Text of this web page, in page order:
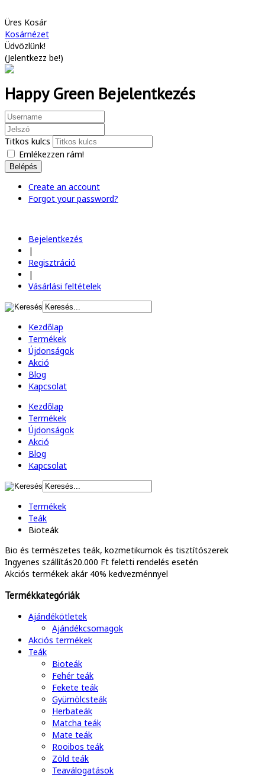
Üres Kosár
Kosárnézet
Üdvözlünk!
(Jelentkezz be!)
Happy Green Bejelentkezés
Titkos kulcs
Emlékezzen rám!
Belépés
Create an account
Forgot your password?
Bejelentkezés
|
Regisztráció
|
Vásárlási feltételek
Kezdőlap
Termékek
Újdonságok
Akció
Blog
Kapcsolat
Kezdőlap
Termékek
Újdonságok
Akció
Blog
Kapcsolat
Termékek
Teák
Bioteák
Bio és természetes teák, kozmetikumok és tisztítószerek
Ingyenes szállítás20.000 Ft feletti rendelés esetén
Akciós termékek akár 40% kedvezménnyel
Termékkategóriák
Ajándékötletek
Ajándékcsomagok
Akciós termékek
Teák
Bioteák
Fehér teák
Fekete teák
Gyümölcsteák
Herbateák
Matcha teák
Mate teák
Rooibos teák
Zöld teák
Teaválogatások